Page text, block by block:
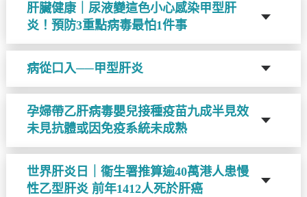
肝臟健康｜尿液變這色小心感染甲型肝
炎！預防3重點病毒最怕1件事
病從口入──甲型肝炎
孕婦帶乙肝病毒嬰兒接種疫苗九成半見效
未見抗體或因免疫系統未成熟
世界肝炎日｜衞生署推算逾40萬港人患慢
性乙型肝炎 前年1412人死於肝癌